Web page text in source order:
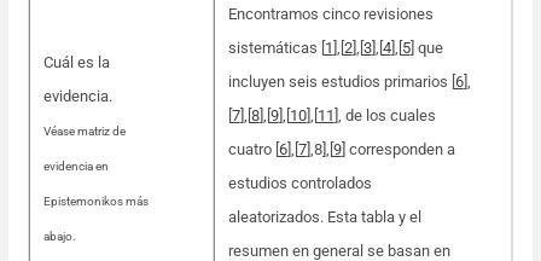
Cuál es la
evidencia.
Véase matriz de
evidencia en
Epistemonikos más
abajo.
Encontramos cinco revisiones
sistemáticas [ 1 2] 3] 4] 5] que
incluyen seis estudios primarios [ 6]
7] 8] 9] 10] 11
], de los cuales
cuatro [ 6] 7] 8],[ 9] corresponden a
estudios controlados
aleatorizados. Esta tabla y el
resumen en general se basan en